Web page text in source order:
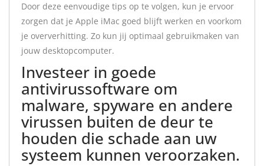
Door deze eenvoudige tips op te volgen, kun je ervoor
zorgen dat je Apple iMac goed blijft werken en voorkom
je oververhitting. Zo kun jij optimaal gebruikmaken van
jouw desktopcomputer.
Investeer in goede
antivirussoftware om
malware, spyware en andere
virussen buiten de deur te
houden die schade aan uw
systeem kunnen veroorzaken.